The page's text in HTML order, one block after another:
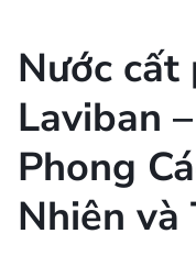
Nước cất
Laviban
Phong
Nhiên và